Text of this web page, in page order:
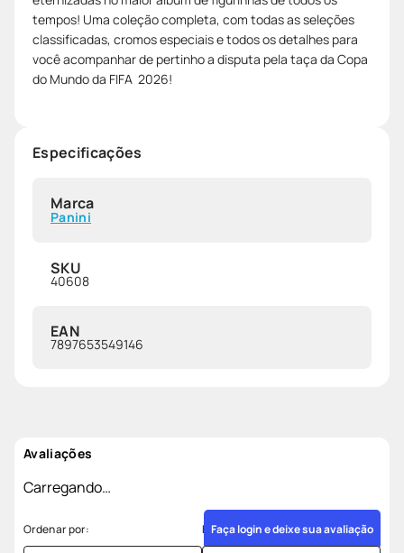
tempos! Uma coleção completa, com todas as seleções
classificadas, cromos especiais e todos os detalhes para
você acompanhar de pertinho a disputa pela taça da Copa
do Mundo da FIFA 2026!
Especificações
Marca
Panini
SKU
40608
EAN
7897653549146
Avaliações
Carregando…
Faça login e deixe sua avaliação